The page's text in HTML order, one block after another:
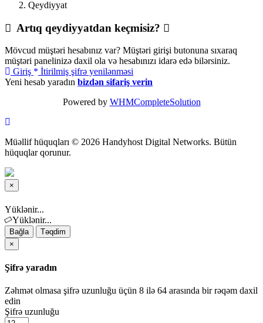
Qeydiyyat
Artıq qeydiyyatdan keçmisiz?
Mövcud müştəri hesabınız var? Müştəri girişi butonuna sıxaraq
müştəri panelinizə daxil ola və hesabınızı idarə edə bilərsiniz.
Giriş
İtirilmiş şifrə yenilənməsi
Yeni hesab yaradın bizdən sifariş verin
Powered by WHMCompleteSolution
Müəllif hüquqları © 2026 Handyhost Digital Networks. Bütün
hüquqlar qorunur.
×
Bağla
Yüklənir...
Yüklənir...
Bağla
Təqdim
×
Şifrə yaradın
Zəhmət olmasa şifrə uzunluğu üçün 8 ilə 64 arasında bir rəqəm daxil
edin
Şifrə uzunluğu